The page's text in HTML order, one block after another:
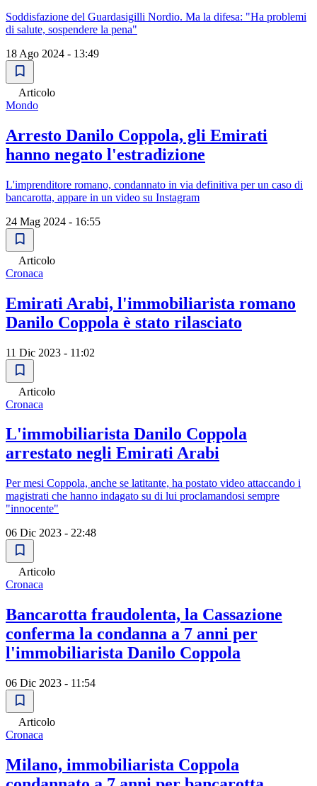
Soddisfazione del Guardasigilli Nordio. Ma la difesa: "Ha problemi
di salute, sospendere la pena"
18 Ago 2024 - 13:49
Articolo
Mondo
Arresto Danilo Coppola, gli Emirati
hanno negato l'estradizione
L'imprenditore romano, condannato in via definitiva per un caso di
bancarotta, appare in un video su Instagram
24 Mag 2024 - 16:55
Articolo
Cronaca
Emirati Arabi, l'immobiliarista romano
Danilo Coppola è stato rilasciato
11 Dic 2023 - 11:02
Articolo
Cronaca
L'immobiliarista Danilo Coppola
arrestato negli Emirati Arabi
Per mesi Coppola, anche se latitante, ha postato video attaccando i
magistrati che hanno indagato su di lui proclamandosi sempre
"innocente"
06 Dic 2023 - 22:48
Articolo
Cronaca
Bancarotta fraudolenta, la Cassazione
conferma la condanna a 7 anni per
l'immobiliarista Danilo Coppola
06 Dic 2023 - 11:54
Articolo
Cronaca
Milano, immobiliarista Coppola